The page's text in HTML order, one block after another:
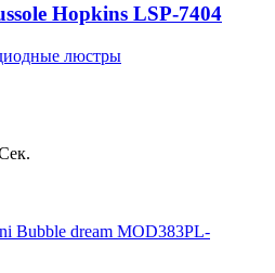
Hopkins LSP-7404
люстры